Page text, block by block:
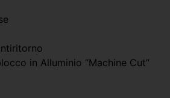
in Alluminio “Machine Cut”